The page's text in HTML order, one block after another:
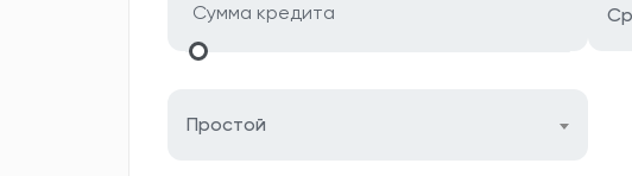
Простой